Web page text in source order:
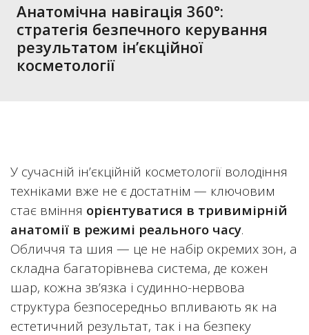
Анатомічна навігація 360°:
стратегія безпечного керування
результатом ін’єкційної
косметології
У сучасній ін’єкційній косметології володіння
техніками вже не є достатнім — ключовим
стає вміння орієнтуватися в тривимірній
анатомії в режимі реального часу.
Обличчя та шия — це не набір окремих зон, а
складна багаторівнева система, де кожен
шар, кожна зв’язка і судинно-нервова
структура безпосередньо впливають як на
естетичний результат, так і на безпеку